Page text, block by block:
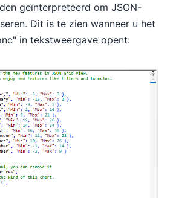
geïnterpreteerd om JSON-
Dit is te zien wanneer u het
in tekstweergave opent: